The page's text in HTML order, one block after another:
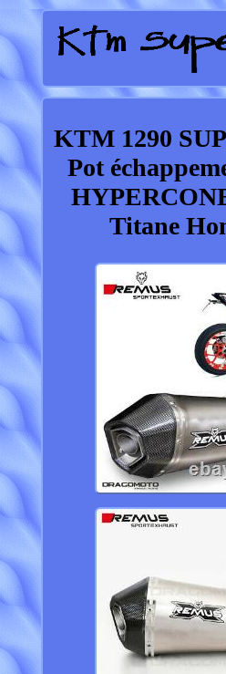
KTM 1290
Pot
Titane